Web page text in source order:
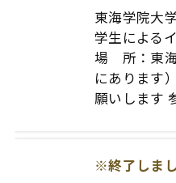
東海学院大
学生による
場 所：東
にあります
願いします